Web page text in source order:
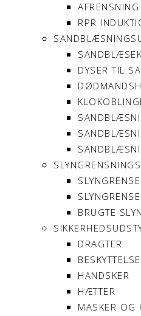
AFRENSNING
RPR
DYSER TIL
BRUGTE
DRAGTER
HANDSKER
HÆTTER
MASKER OG